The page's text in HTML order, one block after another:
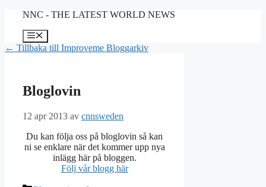
Hoppa
innehåll
NNC - THE LATEST WORLD NEWS
Meny
← Tillbaka till Improveme Bloggarkiv
Bloglovin
12 apr 2013 av cnnsweden
Du kan följa oss på bloglovin så kan
ni se enklare när det kommer upp nya
inlägg här på bloggen.
Följ vår blogg här